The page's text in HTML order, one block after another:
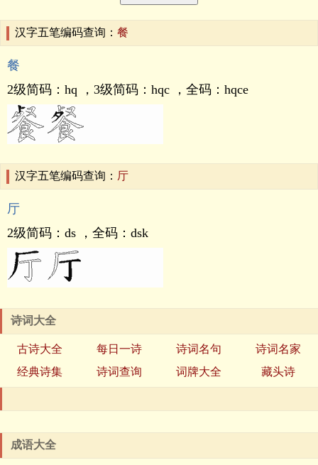
汉字五笔编码查询： 餐
餐
2级简码： hq ，3级简码： hqc ，全码： hqce
汉字五笔编码查询： 厅
厅
2级简码： ds ，全码： dsk
诗词大全
古诗大全 每日一诗 诗词名句
诗词名家
经典诗集
诗词查询 词牌大全 藏头诗
成语大全